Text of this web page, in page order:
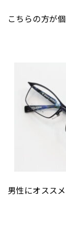
こちらの方が
男性にオスス